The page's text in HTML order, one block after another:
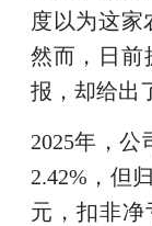
度以为这家
然而，日前
报，却给出
2025年，公
2.42%，但
元，扣非净